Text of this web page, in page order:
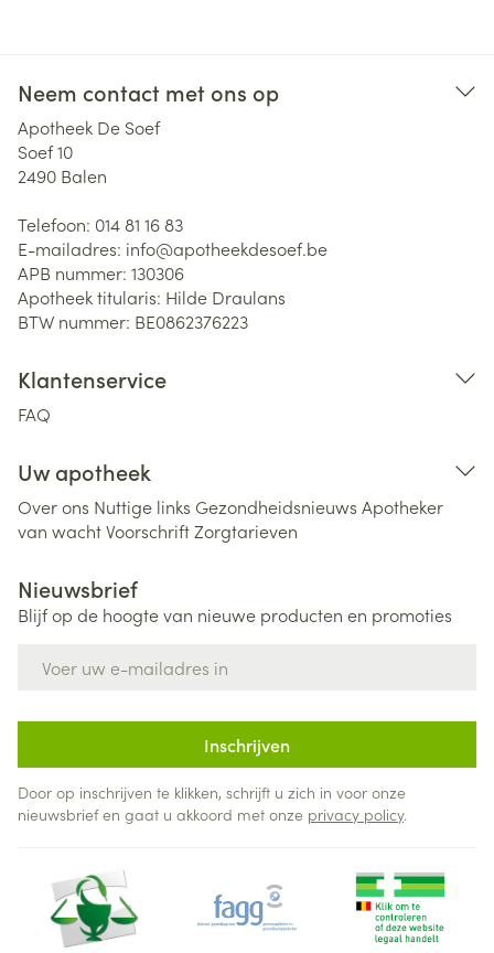
Neem contact met ons op
Apotheek De Soef
Soef 10
2490 Balen
Telefoon: 014 81 16 83
E-mailadres: info@apotheekdesoef.be
APB nummer: 130306
Apotheek titularis: Hilde Draulans
BTW nummer: BE0862376223
Klantenservice
FAQ
Uw apotheek
Over ons Nuttige links Gezondheidsnieuws Apotheker
van wachtVoorschriftZorgtarieven
Nieuwsbrief
Blijf op de hoogte van nieuwe producten en promoties
Inschrijven
Door op inschrijven te klikken, schrijft u zich in voor onze
nieuwsbrief en gaat u akkoord met onze privacy policy.